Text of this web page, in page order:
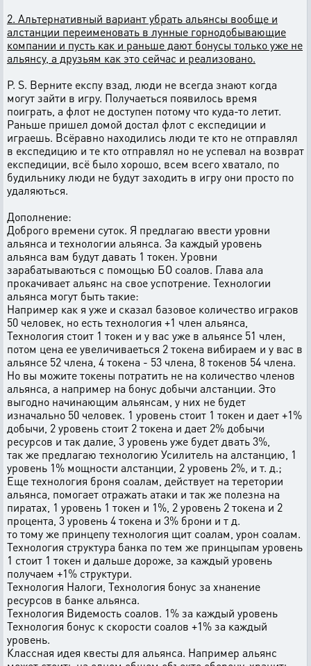
2. Альтернативный вариант убрать альянсы вообще и
алстанции переименовать в лунные горнодобывающие
компании и пусть как и раньше дают бонусы только уже не
альянсу, а друзьям как это сейчас и реализовано.
P. S. Верните експу взад, люди не всегда знают когда
могут зайти в игру. Получаеться появилось время
поиграть, а флот не доступен потому что куда-то летит.
Раньше пришел домой достал флот с експедиции и
играешь. Всёравно находились люди те кто не отправлял
в експедицию и те кто отправлял но не успевал на возврат
експедиции, всё было хорошо, всем всего хватало, по
будильнику люди не будут заходить в игру они просто по
удаляються.
Дополнение:
Доброго времени суток. Я предлагаю ввести уровни
альянса и технологии альянса. За каждый уровень
альянса вам будут давать 1 токен. Уровни
зарабатываються с помощью БО соалов. Глава ала
прокачивает альянс на свое успотрение. Технологии
альянса могут быть такие:
Например как я уже и сказал базовое количество играков
50 человек, но есть технология +1 член альянса,
Технология стоит 1 токен и у вас уже в альянсе 51 член,
потом цена ее увеличиваеться 2 токена вибираем и у вас в
альянсе 52 члена, 4 токена - 53 члена, 8 токенов 54 члена.
Но вы можите токены потратить не на количество членов
альянса, а например на бонус добычи алстанции. Это
выгодно начинающим альянсам, у них не будет
изначально 50 человек. 1 уровень стоит 1 токен и дает +1%
добычи, 2 уровень стоит 2 токена и дает 2% добычи
ресурсов и так далие, 3 уровень уже будет двать 3%,
так же предлагаю технологию Усилитель на алстанцию, 1
уровень 1% мощности алстанции, 2 уровень 2%, и т. д.;
Еще технология броня соалам, действует на теретории
альянса, помогает отражать атаки и так же полезна на
пиратах, 1 уровень 1 токен и 1%, 2 уровень 2 токена и 2
процента, 3 уровень 4 токена и 3% брони и т д.
то тому же принцепу технология щит соалам, урон соалам.
Технология структура банка по тем же принцыпам уровень
1 стоит 1 токен и дальше дороже, за каждый уровень
получаем +1% структури.
Технология Налоги, Технология бонус за хнанение
ресурсов в банке альянса.
Технология Видемость соалов. 1% за каждый уровень
Технология бонус к скорости соалов +1% за каждый
уровень.
Классная идея квесты для альянса. Например альянс